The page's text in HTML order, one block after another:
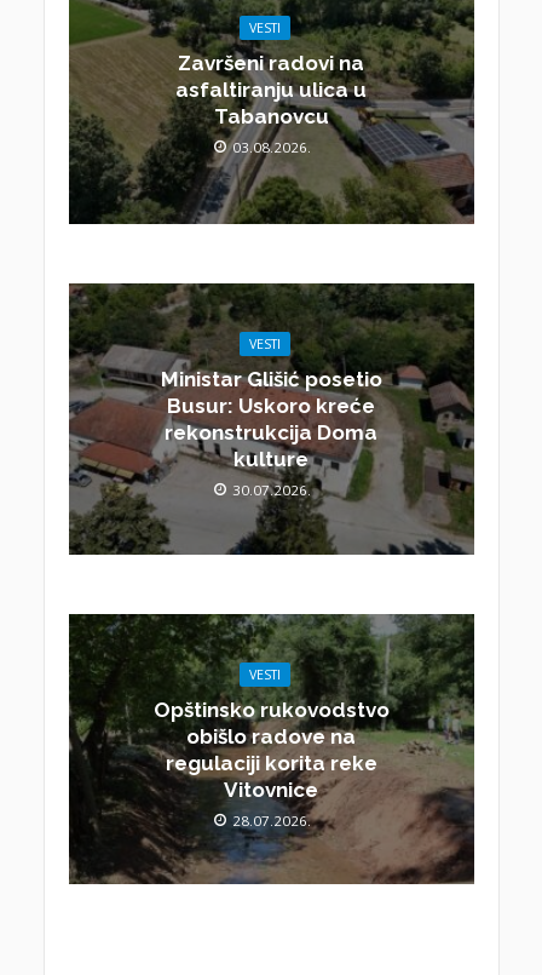
VESTI
Završeni radovi na
asfaltiranju ulica u
Tabanovcu
03.08.2026.
VESTI
Ministar Glišić posetio
Busur: Uskoro kreće
rekonstrukcija Doma
kulture
30.07.2026.
VESTI
Opštinsko rukovodstvo
obišlo radove na
regulaciji korita reke
Vitovnice
28.07.2026.